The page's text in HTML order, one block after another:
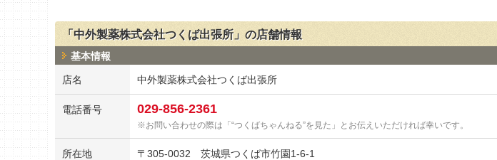
「中外製薬株式会社つくば出張所」の店舗情報
基本情報
店名 中外製薬株式会社つくば出張所
電話番号 029-856-2361
お問い合わせの際は「“つくばちゃんねる”を見た」とお伝えいただければ幸いです。
所在地 〒 305-0032 茨城県つくば市竹園1-6-1